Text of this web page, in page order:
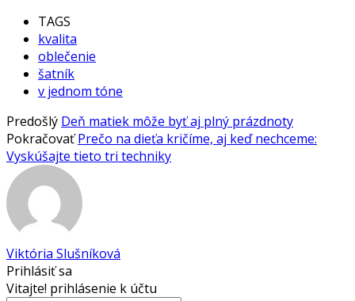
TAGS
kvalita
oblečenie
šatník
v jednom tóne
Predošlý Deň matiek môže byť aj plný prázdnoty
Pokračovať Prečo na dieťa kričíme, aj keď nechceme:
Vyskúšajte tieto tri techniky
Viktória Slušníková
Prihlásiť sa
Vitajte! prihlásenie k účtu